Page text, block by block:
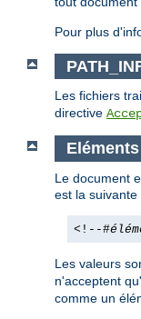
Pour plus
Les fichiers
directive
Le document
est la suivante
<!--#
Les valeurs
n'acceptent
comme un